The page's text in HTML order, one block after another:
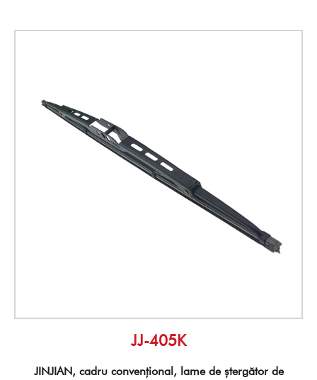
JJ-405K
JINJIAN, cadru convențional, lame de ștergător de